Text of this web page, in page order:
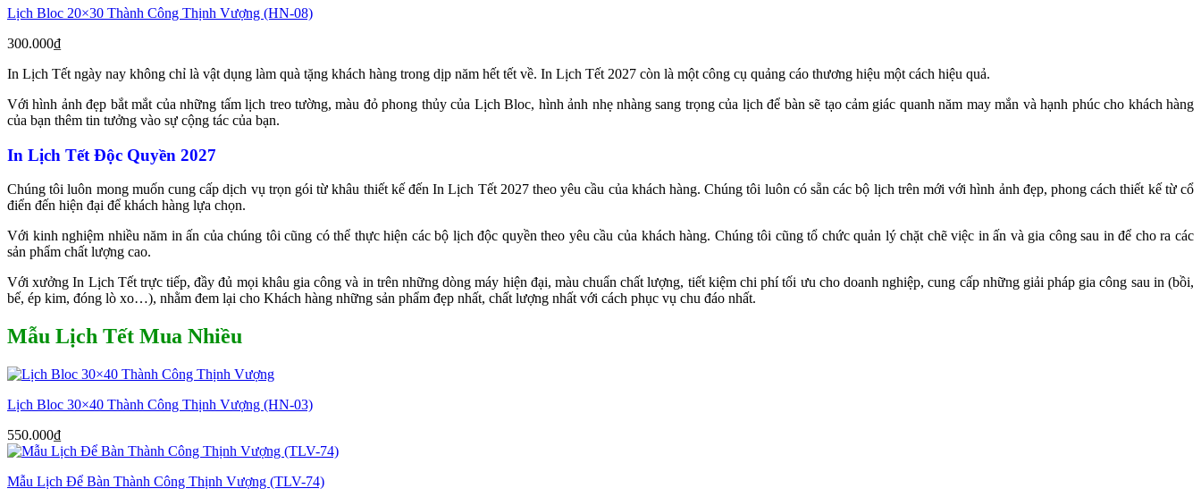
Lịch Bloc 20×30 Thành Công Thịnh Vượng (HN-08)
300.000₫
In Lịch Tết ngày nay không chỉ là vật dụng làm quà tặng khách hàng trong dịp năm hết tết về. In Lịch Tết 2027 còn là một công cụ quảng cáo thương hiệu một cách hiệu quả.
Với hình ảnh đẹp bắt mắt của những tấm lịch treo tường, màu đỏ phong thủy của Lịch Bloc, hình ảnh nhẹ nhàng sang trọng của lịch để bàn sẽ tạo cảm giác quanh năm may mắn và hạnh phúc cho khách hàng
của bạn thêm tin tưởng vào sự cộng tác của bạn.
In Lịch Tết Độc Quyền 2027
Chúng tôi luôn mong muốn cung cấp dịch vụ trọn gói từ khâu thiết kế đến In Lịch Tết 2027 theo yêu cầu của khách hàng. Chúng tôi luôn có sẵn các bộ lịch trên mới với hình ảnh đẹp, phong cách thiết kế từ cổ
điển đến hiện đại để khách hàng lựa chọn.
Với kinh nghiệm nhiều năm in ấn của chúng tôi cũng có thể thực hiện các bộ lịch độc quyền theo yêu cầu của khách hàng. Chúng tôi cũng tổ chức quản lý chặt chẽ việc in ấn và gia công sau in để cho ra các
sản phẩm chất lượng cao.
Với xưởng In Lịch Tết trực tiếp, đầy đủ mọi khâu gia công và in trên những dòng máy hiện đại, màu chuẩn chất lượng, tiết kiệm chi phí tối ưu cho doanh nghiệp, cung cấp những giải pháp gia công sau in (bồi,
bế, ép kim, đóng lò xo…), nhằm đem lại cho Khách hàng những sản phẩm đẹp nhất, chất lượng nhất với cách phục vụ chu đáo nhất.
Mẫu Lịch Tết Mua Nhiều
Lịch Bloc 30×40 Thành Công Thịnh Vượng (HN-03)
550.000₫
Mẫu Lịch Để Bàn Thành Công Thịnh Vượng (TLV-74)